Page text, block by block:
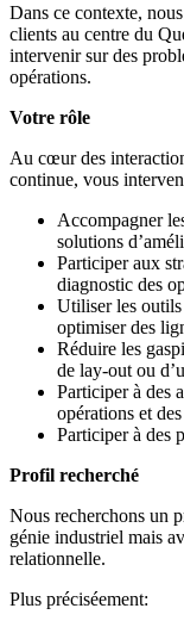
Dans ce contexte,
clients au centre du
intervenir sur des
opérations.
Votre rôle
Au cœur des
continue, vous
Accompagner
solutions
Participer aux
diagnostic des
Utiliser les
optimiser des
Réduire les
de lay-out ou
Participer à des
opérations et
Participer à des
Profil recherché
Nous recherchons un
génie industriel mais
relationnelle.
Plus préciséement: